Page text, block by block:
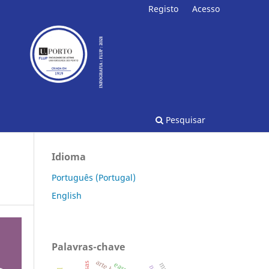
Pesquisar
Registo Acesso
Idioma
Português (Portugal)
English
Palavras-chave